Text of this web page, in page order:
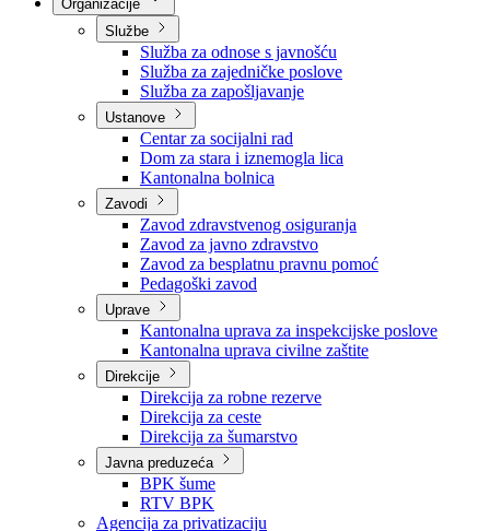
Nadležnosti
Sjednice Vlade
Službe
Služba za odnose s javnošću
Služba za zajedničke poslove
Služba za zapošljavanje
Ustanove
Centar za socijalni rad
Dom za stara i iznemogla lica
Kantonalna bolnica
Zavodi
Zavod zdravstvenog osiguranja
Zavod za javno zdravstvo
Zavod za besplatnu pravnu pomoć
Pedagoški zavod
Uprave
Kantonalna uprava za inspekcijske poslove
Kantonalna uprava civilne zaštite
Direkcije
Direkcija za robne rezerve
Direkcija za ceste
Direkcija za šumarstvo
Javna preduzeća